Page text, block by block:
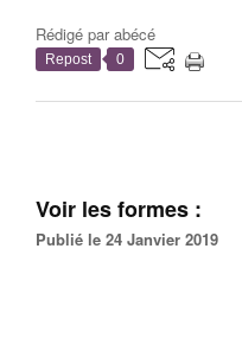
Rédigé parabécé
Repost 0
Voir les formes :
Publié le 24 Janvier 2019